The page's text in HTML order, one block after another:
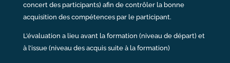
concert des participants) afin de contrôler la bonne
acquisition des compétences par le participant.
L’évaluation a lieu avant la formation (niveau de départ) et
à l’issue (niveau des acquis suite à la formation)